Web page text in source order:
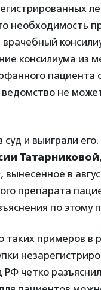
необходимость
консилиума из
пациента
не
и выиграли
Татарниковой
в
препарата
по этому
примеров в
четко